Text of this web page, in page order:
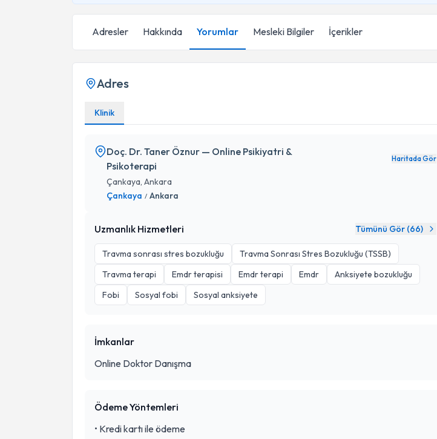
Adresler Hakkında Yorumlar Mesleki Bilgiler İçerikler
Adres
Klinik
Doç. Dr. Taner Öznur — Online Psikiyatri &
Psikoterapi
Haritada Gör
Çankaya, Ankara
Çankaya / Ankara
Uzmanlık Hizmetleri Tümünü Gör (66)
Travma sonrası stres bozukluğu
Travma Sonrası Stres Bozukluğu (TSSB)
Travma terapi
Emdr terapisi Emdr terapi Emdr
Anksiyete bozukluğu
Fobi
Sosyal fobi Sosyal anksiyete
İmkanlar
Online Doktor Danışma
Ödeme Yöntemleri
• Kredi kartı ile ödeme